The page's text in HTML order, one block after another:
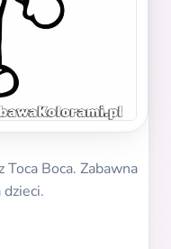
Boca. Zabawna